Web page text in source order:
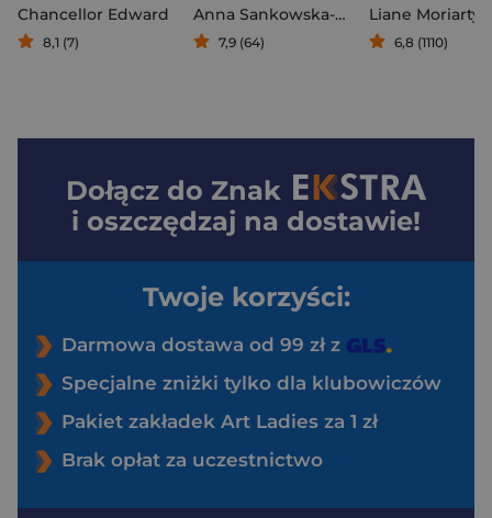
Chancellor Edward
8,1 (7)
Anna Sankowska-Dobrowolska
,
7,9 (64)
Liane Moriarty
6,8 (1110)
Dołącz do Znak
i oszczędzaj na dostawie!
Twoje korzyści:
Darmowa dostawa od 99 zł z
Specjalne zniżki tylko dla klubowiczów
Pakiet zakładek Art Ladies za 1 zł
Brak opłat za uczestnictwo